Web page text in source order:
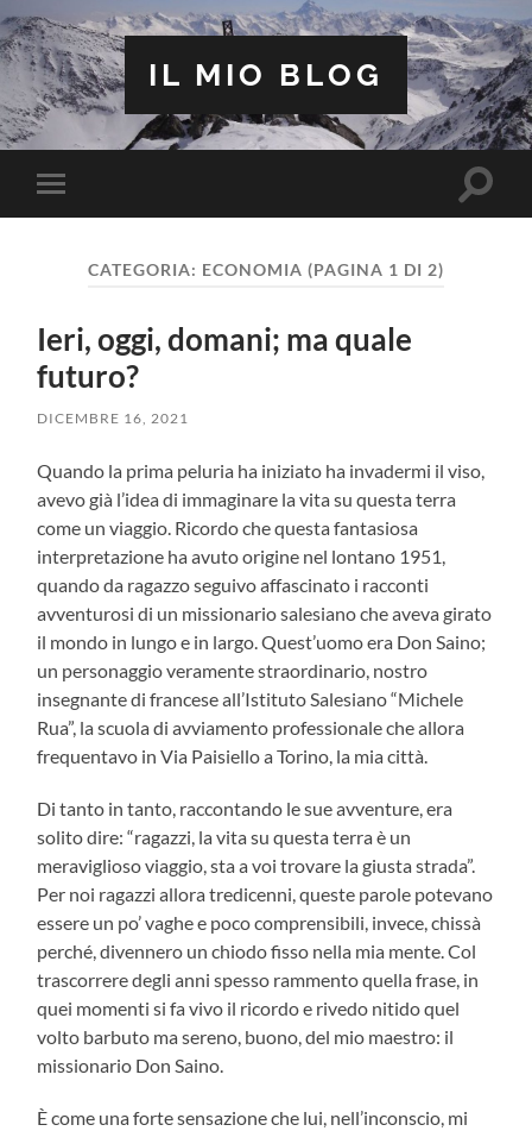
IL MIO BLOG
Attiva/disattiva
il
dispositivi
CATEGORIA: ECONOMIA (PAGINA 1 DI 2)
Ieri, oggi, domani; ma quale
futuro?
DICEMBRE 16, 2021
Quando la prima peluria ha iniziato ha invadermi il viso,
avevo già l’idea di immaginare la vita su questa terra
come un viaggio. Ricordo che questa fantasiosa
interpretazione ha avuto origine nel lontano 1951,
quando da ragazzo seguivo affascinato i racconti
avventurosi di un missionario salesiano che aveva girato
il mondo in lungo e in largo. Quest’uomo era Don Saino;
un personaggio veramente straordinario, nostro
insegnante di francese all’Istituto Salesiano “Michele
Rua”, la scuola di avviamento professionale che allora
frequentavo in Via Paisiello a Torino, la mia città.
Di tanto in tanto, raccontando le sue avventure, era
solito dire: “ragazzi, la vita su questa terra è un
meraviglioso viaggio, sta a voi trovare la giusta strada”.
Per noi ragazzi allora tredicenni, queste parole potevano
essere un po’ vaghe e poco comprensibili, invece, chissà
perché, divennero un chiodo fisso nella mia mente. Col
trascorrere degli anni spesso rammento quella frase, in
quei momenti si fa vivo il ricordo e rivedo nitido quel
volto barbuto ma sereno, buono, del mio maestro: il
missionario Don Saino.
È come una forte sensazione che lui, nell’inconscio, mi